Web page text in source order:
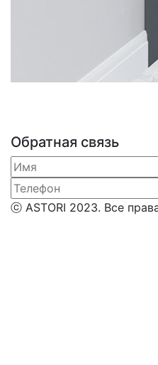
Обратная связь
ⓒ ASTORI 2023. Все